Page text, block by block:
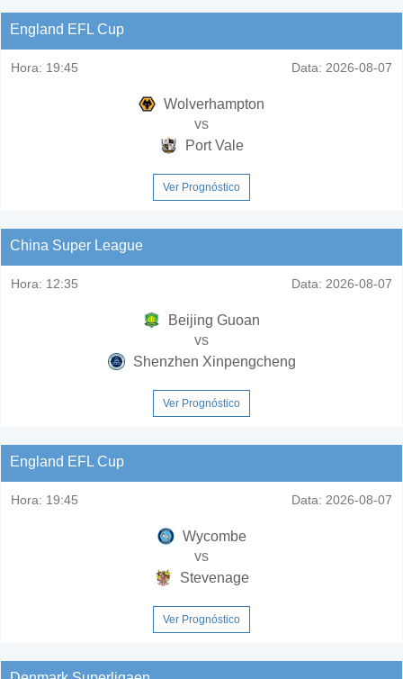
England EFL Cup
Hora: 19:45 Data: 2026-08-07
Wolverhampton
vs
Port Vale
Ver Prognóstico
China Super League
Hora: 12:35 Data: 2026-08-07
Beijing Guoan
vs
Shenzhen Xinpengcheng
Ver Prognóstico
England EFL Cup
Hora: 19:45 Data: 2026-08-07
Wycombe
vs
Stevenage
Ver Prognóstico